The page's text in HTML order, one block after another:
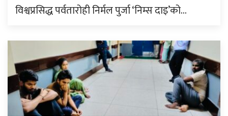
विश्वप्रसिद्ध पर्वतारोही निर्मल पुर्जा ‘निम्स दाइ’को…